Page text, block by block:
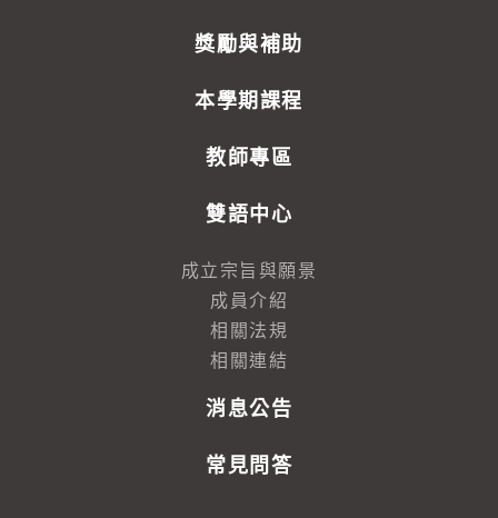
獎勵與補助
本學期課程
教師專區
雙語中心
成立宗旨與願景
成員介紹
相關法規
相關連結
消息公告
常見問答